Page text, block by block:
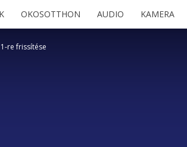
OKOSOTTHON AUDIO KAMERA
re frissítése